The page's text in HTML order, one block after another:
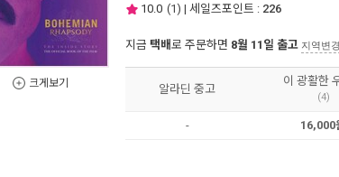
크게보기
10.0 (1) | 세일즈포인트 : 226
지금 택배로 주문하면 8월 11일 출고 지역변경
알라딘 중고
이 광활한
(4)
- 16,000